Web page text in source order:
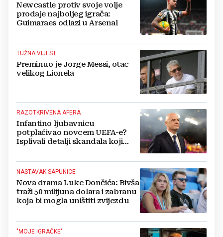
Newcastle protiv svoje volje
prodaje najboljeg igrača:
Guimaraes odlazi u Arsenal
TUŽNA VIJEST
Preminuo je Jorge Messi, otac
velikog Lionela
RAZOTKRIVENA AFERA
Infantino ljubavnicu
potplaćivao novcem UEFA-e?
Isplivali detalji skandala koji
NASTAVAK SAPUNICE
Nova drama Luke Dončića: Bivša
traži 50 milijuna dolara i zabranu
koja bi mogla uništiti zvijezdu
"MOJE IGRAČKE"